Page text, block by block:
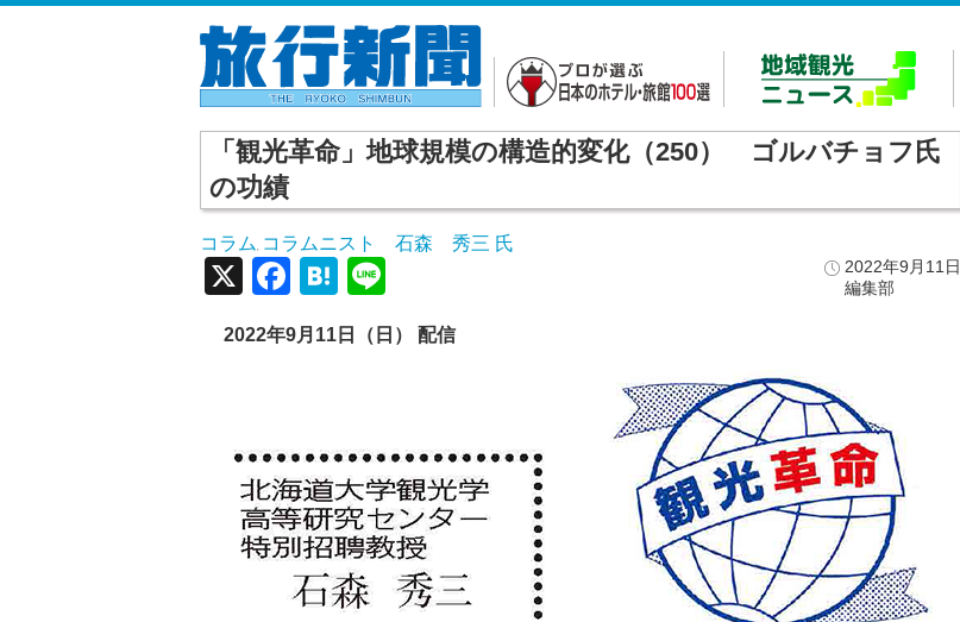
「観光革命」地球規模の構造的変化（250） ゴルバチョフ氏
の功績
コラム コラムニスト 石森 秀三 氏
2022年9月11日
編集部
X Facebook
Hatena
2022年9月11日（日） 配信